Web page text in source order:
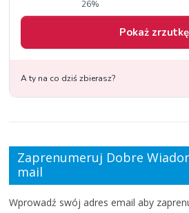
Zaprenumeruj Dobre
mail
Wprowadź swój adres email aby